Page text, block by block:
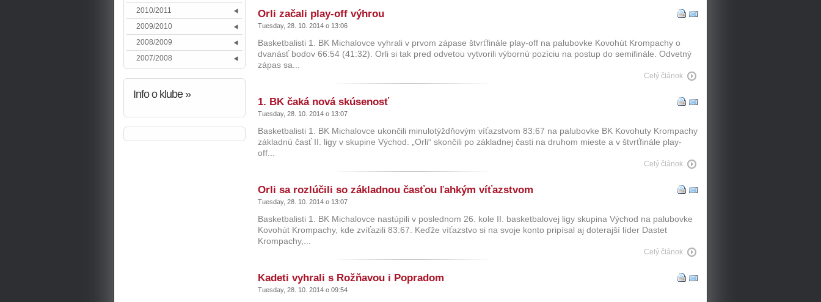
2010/2011
2009/2010
2008/2009
2007/2008
Infoo klube »
Orli začali play-off výhrou
Tuesday, 28. 10. 2014 o 13:06
Basketbalisti 1. BK Michalovce vyhrali v prvom zápase štvrťfinále play-off na palubovke Kovohút Krompachy o
dvanásť bodov 66:54 (41:32). Orli si tak pred odvetou vytvorili výbornú pozíciu na postup do semifinále. Odvetný
zápas sa...
Celý článok
1. BK čaká nová skúsenosť
Tuesday, 28. 10. 2014 o 13:07
Basketbalisti 1. BK Michalovce ukončili minulotýždňovým víťazstvom 83:67 na palubovke BK Kovohuty Krompachy
základnú časť II. ligy v skupine Východ. „Orli“ skončili po základnej časti na druhom mieste a v štvrťfinále play-
off...
Celý článok
Orli sa rozlúčili so základnou časťou ľahkým víťazstvom
Tuesday, 28. 10. 2014 o 13:07
Basketbalisti 1. BK Michalovce nastúpili v poslednom 26. kole II. basketbalovej ligy skupina Východ na palubovke
Kovohút Krompachy, kde zvíťazili 83:67. Keďže víťazstvo si na svoje konto pripísal aj doterajší líder Dastet
Krompachy,...
Celý článok
Kadeti vyhrali s Rožňavou i Popradom
Tuesday, 28. 10. 2014 o 09:54